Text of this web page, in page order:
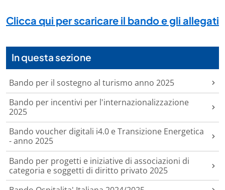
Clicca qui per scaricare il bando e gli allegati
In questa sezione
Bando per il sostegno al turismo anno 2025
Bando per incentivi per l'internazionalizzazione
2025
Bando voucher digitali i4.0 e Transizione Energetica
- anno 2025
Bando per progetti e iniziative di associazioni di
categoria e soggetti di diritto privato 2025